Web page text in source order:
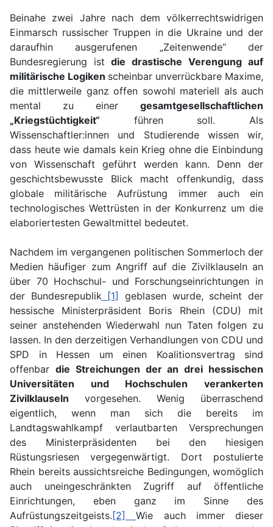
Beinahe zwei Jahre nach dem völkerrechtswidrigen
Einmarsch russischer Truppen in die Ukraine und der
daraufhin ausgerufenen „Zeitenwende“ der
Bundesregierung ist die drastische Verengung auf
militärische Logiken scheinbar unverrückbare Maxime,
die mittlerweile ganz offen sowohl materiell als auch
mental zu einer gesamtgesellschaftlichen
„Kriegstüchtigkeit“ führen soll. Als
Wissenschaftler:innen und Studierende wissen wir,
dass heute wie damals kein Krieg ohne die Einbindung
von Wissenschaft geführt werden kann. Denn der
geschichtsbewusste Blick macht offenkundig, dass
globale militärische Aufrüstung immer auch ein
technologisches Wettrüsten in der Konkurrenz um die
elaboriertesten Gewaltmittel bedeutet.
Nachdem im vergangenen politischen Sommerloch der
Medien häufiger zum Angriff auf die Zivilklauseln an
über 70 Hochschul- und Forschungseinrichtungen in
der Bundesrepublik [1] geblasen wurde, scheint der
hessische Ministerpräsident Boris Rhein (CDU) mit
seiner anstehenden Wiederwahl nun Taten folgen zu
lassen. In den derzeitigen Verhandlungen von CDU und
SPD in Hessen um einen Koalitionsvertrag sind
offenbar die Streichungen der an drei hessischen
Universitäten und Hochschulen verankerten
Zivilklauseln vorgesehen. Wenig überraschend
eigentlich, wenn man sich die bereits im
Landtagswahlkampf verlautbarten Versprechungen
des Ministerpräsidenten bei den hiesigen
Rüstungsriesen vergegenwärtigt. Dort postulierte
Rhein bereits aussichtsreiche Bedingungen, womöglich
auch uneingeschränkten Zugriff auf öffentliche
Einrichtungen, eben ganz im Sinne des
Aufrüstungszeitgeists.[2]Wie auch immer dieser